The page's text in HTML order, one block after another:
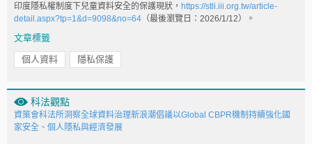
印度隱私權制度下兒童資料安全的保護現狀， https://stli.iii.org.tw/article-
detail.aspx?tp=1&d=9098&no=64 （最後瀏覽日：2026/1/12）。
文章標籤
個人資料 隱私保護
科法觀點
資策會科法所洞察全球資料治理新浪潮倡議以Global CBPR機制持續強化國
家安全、個人隱私與經濟發展